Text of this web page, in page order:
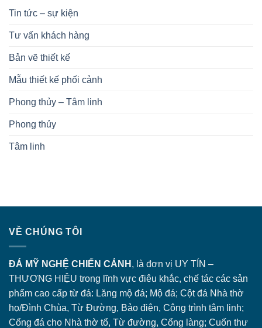
Tin tức – sự kiện
Tư vấn khách hàng
Bản vẽ thiết kế
Mẫu thiết kế phối cảnh
Phong thủy – Tâm linh
Phong thủy
Tâm linh
VỀ CHÚNG TÔI
ĐÁ MỸ NGHỆ CHIẾN CẢNH , là đơn vị UY TÍN –
THƯƠNG HIỆU trong lĩnh vực điêu khắc, chế tác các sản
phẩm cao cấp từ đá: Lăng mộ đá; Mộ đá; Cột đá Nhà thờ
họ/Đình Chùa, Từ Đường, Bảo điện, Công trình tâm linh;
Cổng đá cho Nhà thờ tổ, Từ đường, Cổng làng; Cuốn thư